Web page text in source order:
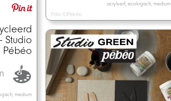
acrylverf, ecologisch, medium
Foto ©Pébéo
Studio
medium